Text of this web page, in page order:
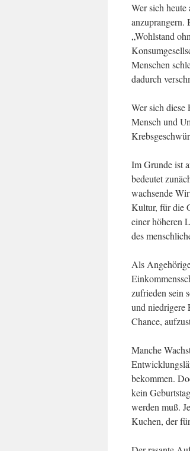
Wer sich
anzuprangern.
„Wohlstand
Menschen
dadurch
Wer sich diese
Mensch und
Im Grunde ist
bedeutet
wachsende
Kultur, für die
einer höheren
des
Als
zufrieden sein
und niedrigere
Chance,
Manche
bekommen.
kein
werden muß.
Kuchen, der